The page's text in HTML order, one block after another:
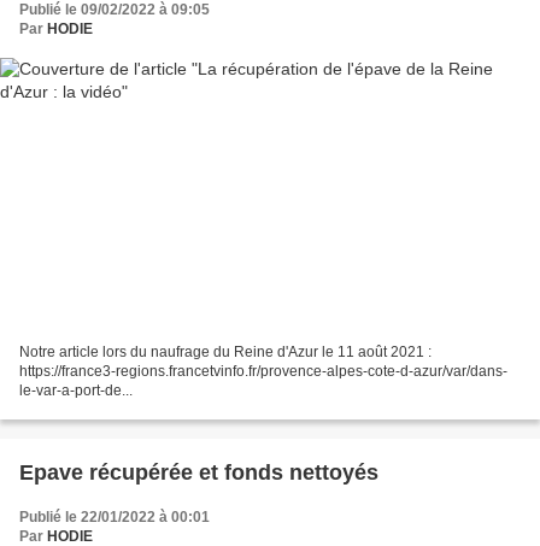
Publié le 09/02/2022 à 09:05
Par HODIE
Notre article lors du naufrage du Reine d'Azur le 11 août 2021 :
https://france3-regions.francetvinfo.fr/provence-alpes-cote-d-azur/var/dans-
le-var-a-port-de...
Epave récupérée et fonds nettoyés
Publié le 22/01/2022 à 00:01
Par HODIE